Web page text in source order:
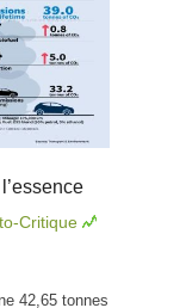
Critique
42,65 tonnes